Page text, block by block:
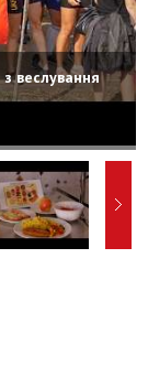
веслування